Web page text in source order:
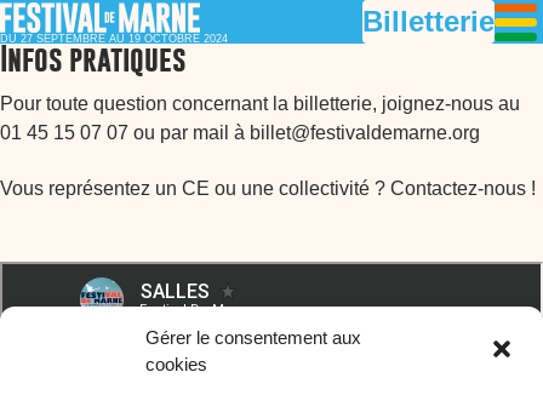
Gérer le consentement aux
cookies
DU 27 SEPTEMBRE AU 19 OCTOBRE 2024
Billetterie
Infos pratiques
Pour toute question concernant la billetterie, joignez-nous au
01 45 15 07 07 ou par mail à billet@festivaldemarne.org
Vous représentez un CE ou une collectivité ? Contactez-nous !